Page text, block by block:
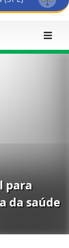
para
da saúde